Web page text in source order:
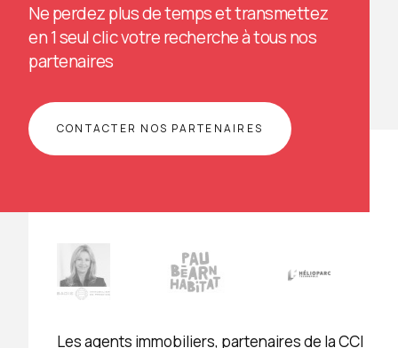
Ne perdez plus de temps et transmettez
en 1 seul clic votre recherche à tous nos
partenaires
CONTACTER NOS PARTENAIRES
Les agents immobiliers, partenaires de la CCI